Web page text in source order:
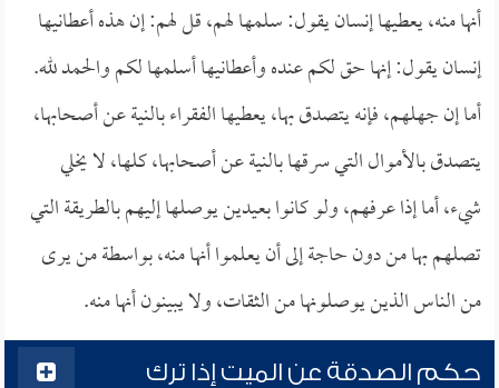
أنها منه، يعطيها إنسان يقول: سلمها لهم، قل لهم: إن هذه أعطانيها
إنسان يقول: إنها حق لكم عنده وأعطانيها أسلمها لكم والحمد لله.
أما إن جهلهم، فإنه يتصدق بها، يعطيها الفقراء بالنية عن أصحابها،
يتصدق بالأموال التي سرقها بالنية عن أصحابها، كلها، لا يخلي
شيء، أما إذا عرفهم، ولو كانوا بعيدين يوصلها إليهم بالطريقة التي
تصلهم بها من دون حاجة إلى أن يعلموا أنها منه، بواسطة من يرى
من الناس الذين يوصلونها من الثقات، ولا يبينون أنها منه.
حكم الصدقة عن الميت إذا ترك